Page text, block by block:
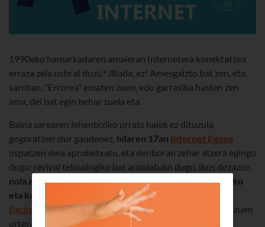
1990eko hamarkadaren amaieran Internetera konektatzea
erraza zela uste al duzu? JBada, ez! Amesgaizto bat zen, eta,
sarritan, "Errorea" ematen zuen, edo garrasika hasten zen
ama, dei bat egin behar zuela eta.
Baina sarearen lehenbiziko urrats haiek ez dituzula
gogoratzen ziur gaudenez, hilaren 17an Internet Eguna
ospatzen dela aprobetxatu, eta denboran zehar atzera egingo
dugu; revival teknologiko bat antolatuko dugu, ikus dezazun
nola aldatu denazken bi hamarkada hauetannabigatzeko
eta konektatzeko modua . Zurekin batera joango gara
Backstreet Boystaldeak Everybodylehenbizikoz abestu zuen
urtera, bai eta
Titanic
filma estreinatu zenera ere, hots,